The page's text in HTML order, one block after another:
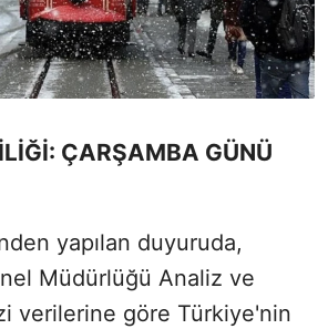
ÇARŞAMBA GÜNÜ
yapılan duyuruda,
Müdürlüğü Analiz ve
verilerine göre Türkiye'nin